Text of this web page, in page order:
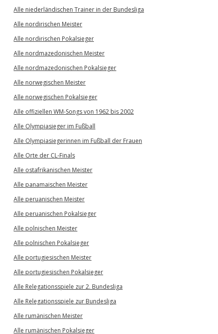
Alle niederländischen Trainer in der Bundesliga
Alle nordirischen Meister
Alle nordirischen Pokalsieger
Alle nordmazedonischen Meister
Alle nordmazedonischen Pokalsieger
Alle norwegischen Meister
Alle norwegischen Pokalsieger
Alle offiziellen WM-Songs von 1962 bis 2002
Alle Olympiasieger im Fußball
Alle Olympiasiegerinnen im Fußball der Frauen
Alle Orte der CL-Finals
Alle ostafrikanischen Meister
Alle panamaischen Meister
Alle peruanischen Meister
Alle peruanischen Pokalsieger
Alle polnischen Meister
Alle polnischen Pokalsieger
Alle portugiesischen Meister
Alle portugiesischen Pokalsieger
Alle Relegationsspiele zur 2. Bundesliga
Alle Relegationsspiele zur Bundesliga
Alle rumänischen Meister
Alle rumänischen Pokalsieger